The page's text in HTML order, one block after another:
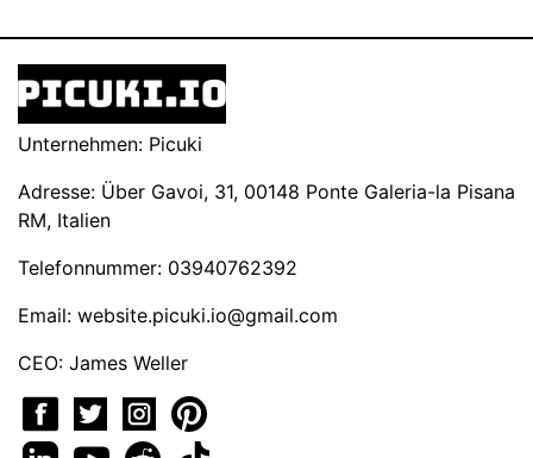
Unternehmen: Picuki
Adresse: Über Gavoi, 31, 00148 Ponte Galeria-la Pisana
RM, Italien
Telefonnummer: 03940762392
Email: website.picuki.io@gmail.com
CEO: James Weller